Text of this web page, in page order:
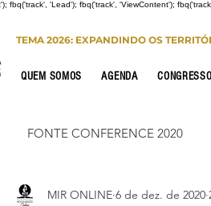
fbq('track', 'Lead'); fbq('track', 'ViewContent');
TEMA 2026: EXPANDINDO OS
QUEM SOMOS AGENDA
FONTE CONFERENCE 2020
DE HOMENS FONTE
MIR ONLINE 6 de dez. de 2020